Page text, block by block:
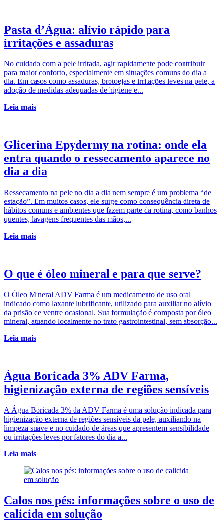
Pasta d’Água: alívio rápido para
irritações e assaduras
No cuidado com a pele irritada, agir rapidamente pode contribuir
para maior conforto, especialmente em situações comuns do dia a
dia. Em casos como assaduras, brotoejas e irritações leves na pele, a
adoção de medidas adequadas de higiene e...
Leia mais
Glicerina Epydermy na rotina: onde ela
entra quando o ressecamento aparece no
dia a dia
Ressecamento na pele no dia a dia nem sempre é um problema “de
estação”. Em muitos casos, ele surge como consequência direta de
hábitos comuns e ambientes que fazem parte da rotina, como banhos
quentes, lavagens frequentes das mãos,...
Leia mais
O que é óleo mineral e para que serve?
O Óleo Mineral ADV Farma é um medicamento de uso oral
indicado como laxante lubrificante, utilizado para auxiliar no alívio
da prisão de ventre ocasional. Sua formulação é composta por óleo
mineral, atuando localmente no trato gastrointestinal, sem absorção...
Leia mais
Água Boricada 3% ADV Farma,
higienização externa de regiões sensíveis
A Água Boricada 3% da ADV Farma é uma solução indicada para
higienização externa de regiões sensíveis da pele, auxiliando na
limpeza suave e no cuidado de áreas que apresentem sensibilidade
ou irritações leves por fatores do dia a...
Leia mais
Calos nos pés: informações sobre o uso de
calicida em solução